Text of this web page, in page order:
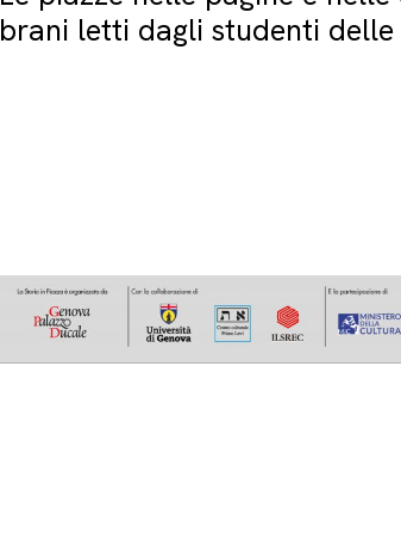
brani letti dagli studenti delle